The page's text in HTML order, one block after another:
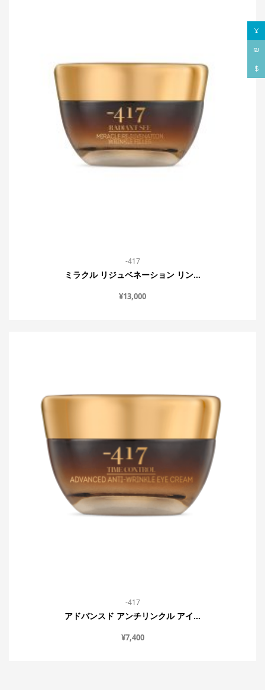
¥
₪
$
-417
ミラクル リジュベネーション リン...
¥13,000
-417
アドバンスド アンチリンクル アイ...
¥7,400